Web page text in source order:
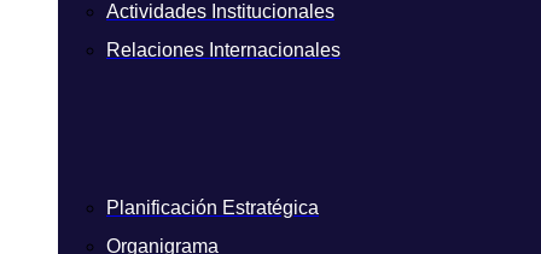
Actividades Institucionales
Relaciones Internacionales
Planificación Estratégica
Organigrama